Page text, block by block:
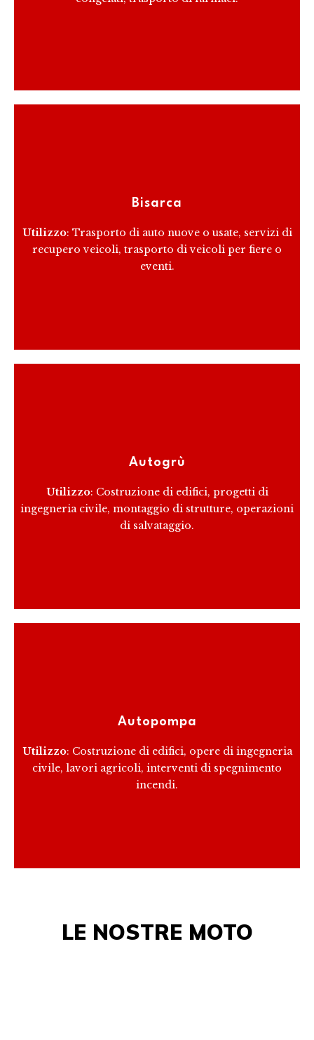
Bisarca
Utilizzo: Trasporto di auto nuove o usate, servizi di
recupero veicoli, trasporto di veicoli per fiere o
eventi.
trasporto di auto. Possono trasportare diverse auto
contemporaneamente, riducendo i costi di trasporto
per unità.
RICEVI PREVENTIVO
Autogrù
Utilizzo: Costruzione di edifici, progetti di
ingegneria civile, montaggio di strutture, operazioni
di salvataggio.
con quelle di una gru, permettendo di sollevare e
RICEVI PREVENTIVO
Autopompa
Utilizzo: Costruzione di edifici, opere di ingegneria
civile, lavori agricoli, interventi di spegnimento
incendi.
per il trasporto e la distribuzione di materiali fluidi o
RICEVI PREVENTIVO
LE NOSTRE MOTO